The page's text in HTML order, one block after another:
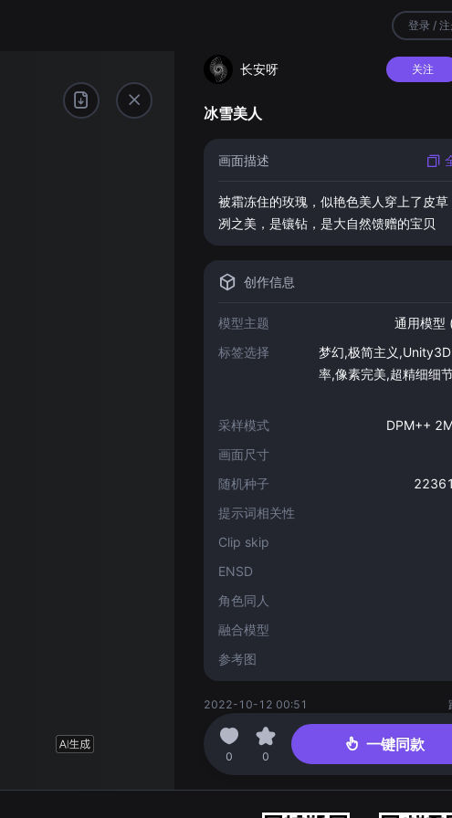
登录 /
长安呀 关注
冰雪美人
画面描述
被霜冻住的玫瑰 ， 似艳色美人穿上了皮草
冽之美 ， 是镶钻 ， 是大自然馈赠的宝贝
创作信息
模型主题
通用模型
标签选择
梦幻,极简主义
率,像素完美,超精细细
采样模式
DPM++
画面尺寸
随机种子
提示词相关性
Clip skip
ENSD
角色同人
融合模型
参考图
2022-10-12 00:51
0 0
一键同款